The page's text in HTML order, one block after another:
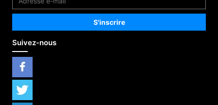
Suivez-nous